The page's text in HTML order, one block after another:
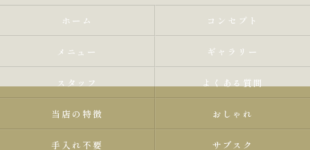
ホーム コンセプト
メニュー ギャラリー
スタッフ よくある質問
当店の特徴 おしゃれ
手入れ不要 サブスク